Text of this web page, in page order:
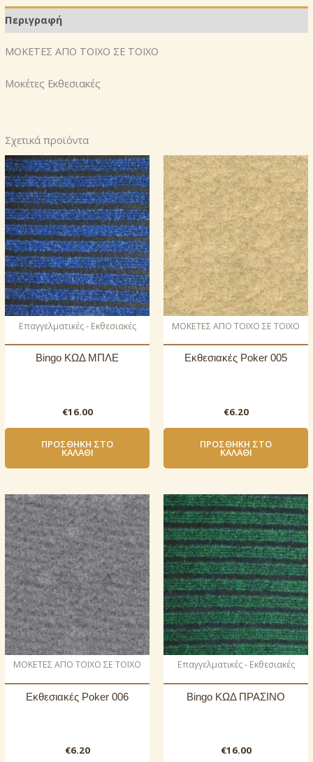
Περιγραφή
ΜΟΚΕΤΕΣ ΑΠΟ ΤΟΙΧΟ ΣΕ ΤΟΙΧΟ
Μοκέτες Εκθεσιακές
Σχετικά προϊόντα
Επαγγελματικές - Εκθεσιακές
Bingo ΚΩΔ ΜΠΛΕ
€16.00
ΠΡΟΣΘΉΚΗ ΣΤΟ
ΚΑΛΆΘΙ
ΜΟΚΕΤΕΣ ΑΠΟ ΤΟΙΧΟ ΣΕ ΤΟΙΧΟ
Εκθεσιακές Poker 005
€6.20
ΠΡΟΣΘΉΚΗ ΣΤΟ
ΚΑΛΆΘΙ
ΜΟΚΕΤΕΣ ΑΠΟ ΤΟΙΧΟ ΣΕ ΤΟΙΧΟ
Εκθεσιακές Poker 006
€6.20
Επαγγελματικές - Εκθεσιακές
Bingo ΚΩΔ ΠΡΑΣΙΝΟ
€16.00